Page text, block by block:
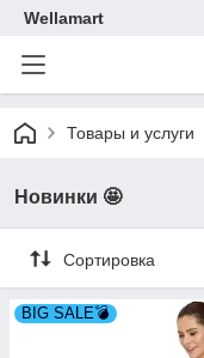
Wellamart
Товары и услуги
Новинки 🤩
Сортировка
BIG SALE💣